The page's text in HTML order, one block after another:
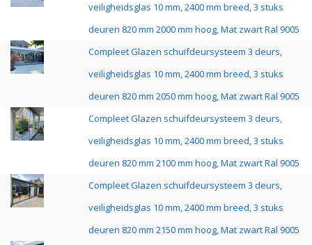
veiligheidsglas 10 mm, 2400 mm breed, 3 stuks
deuren 820 mm 2000 mm hoog, Mat zwart Ral 9005
Compleet Glazen schuifdeursysteem 3 deurs,
veiligheidsglas 10 mm, 2400 mm breed, 3 stuks
deuren 820 mm 2050 mm hoog, Mat zwart Ral 9005
Compleet Glazen schuifdeursysteem 3 deurs,
veiligheidsglas 10 mm, 2400 mm breed, 3 stuks
deuren 820 mm 2100 mm hoog, Mat zwart Ral 9005
Compleet Glazen schuifdeursysteem 3 deurs,
veiligheidsglas 10 mm, 2400 mm breed, 3 stuks
deuren 820 mm 2150 mm hoog, Mat zwart Ral 9005